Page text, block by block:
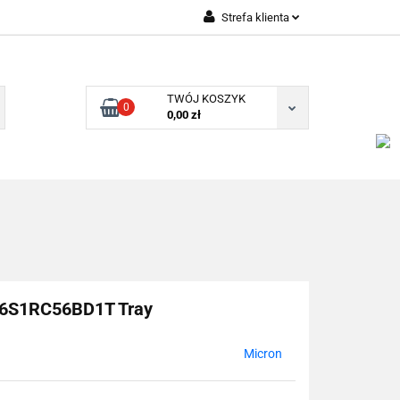
Strefa klienta
Zarejestruj się
Dodaj zgłoszenie
0
TWÓJ KOSZYK
0,00 zł
Tray
Micron